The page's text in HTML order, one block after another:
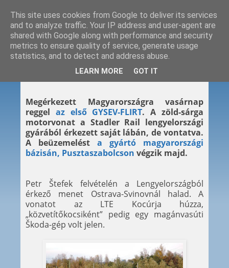
2013. 10. 21.
Itt a GYSEV-FLIRT!
Megérkezett Magyarországra vasárnap
reggel az első GYSEV-FLIRT. A zöld-sárga
motorvonat a Stadler Rail lengyelországi
gyárából érkezett saját lábán, de vontatva.
A beüzemelést a gyártó magyarországi
bázisán, Pusztaszabolcson végzik majd.
Petr Štefek felvételén a Lengyelországból
érkező menet Ostrava-Svinovnál halad. A
vonatot az LTE Kocúrja húzza,
„közvetítőkocsiként” pedig egy magánvasúti
Škoda-gép volt jelen.
This site uses cookies from Google to deliver its services
and to analyze traffic. Your IP address and user-agent are
shared with Google along with performance and security
metrics to ensure quality of service, generate usage
statistics, and to detect and address abuse.
LEARN MORE GOT IT